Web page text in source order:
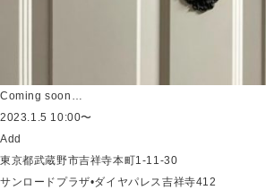
Coming soon…
2023.1.5 10:00〜
Add
東京都武蔵野市吉祥寺本町1-11-30
サンロードプラザ•ダイヤパレス吉祥寺412